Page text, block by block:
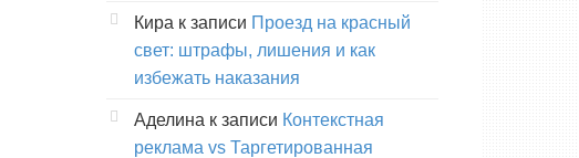
Кира к записи Проезд на красный
свет: штрафы, лишения и как
избежать наказания
Аделина к записи Контекстная
реклама vs Таргетированная